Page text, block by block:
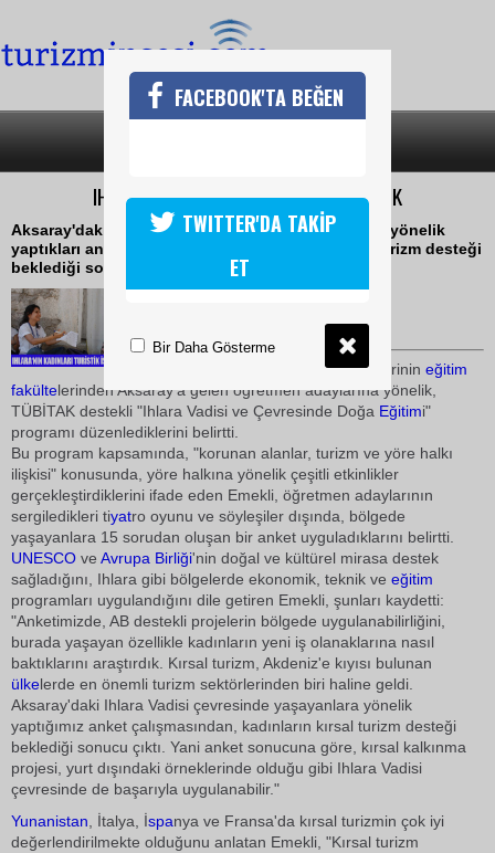
IHLARA VADİSİNE KADINLARDAN DESTEK
Aksaray'daki Ihlara Vadisi çevresinde yaşayanlara yönelik
yaptıkları anket çalışmasından, kadınların kırsal turizm desteği
beklediği sonucunun çıktı
üniversite lerinin eğitim
fakültelerinden Aksaray'a gelen öğretmen adaylarına yönelik,
TÜBİTAK destekli "Ihlara Vadisi ve Çevresinde Doğa Eğitimi"
programı düzenlediklerini belirtti.
Bu program kapsamında, "korunan alanlar, turizm ve yöre halkı
ilişkisi" konusunda, yöre halkına yönelik çeşitli etkinlikler
gerçekleştirdiklerini ifade eden Emekli, öğretmen adaylarının
sergiledikleri tiyatro oyunu ve söyleşiler dışında, bölgede
yaşayanlara 15 sorudan oluşan bir anket uyguladıklarını belirtti.
UNESCO ve Avrupa Birliği'nin doğal ve kültürel mirasa destek
sağladığını, Ihlara gibi bölgelerde ekonomik, teknik ve eğitim
programları uygulandığını dile getiren Emekli, şunları kaydetti:
"Anketimizde, AB destekli projelerin bölgede uygulanabilirliğini,
burada yaşayan özellikle kadınların yeni iş olanaklarına nasıl
baktıklarını araştırdık. Kırsal turizm, Akdeniz'e kıyısı bulunan
ülkelerde en önemli turizm sektörlerinden biri haline geldi.
Aksaray'daki Ihlara Vadisi çevresinde yaşayanlara yönelik
yaptığımız anket çalışmasından, kadınların kırsal turizm desteği
beklediği sonucu çıktı. Yani anket sonucuna göre, kırsal kalkınma
projesi, yurt dışındaki örneklerinde olduğu gibi Ihlara Vadisi
çevresinde de başarıyla uygulanabilir."
Yunanistan , İtalya, İspanya ve Fransa'da kırsal turizmin çok iyi
değerlendirilmekte olduğunu anlatan Emekli, "Kırsal turizm
FACEBOOK'TA BEĞEN
TWITTER'DA TAKİP
ET
Bir Daha Gösterme